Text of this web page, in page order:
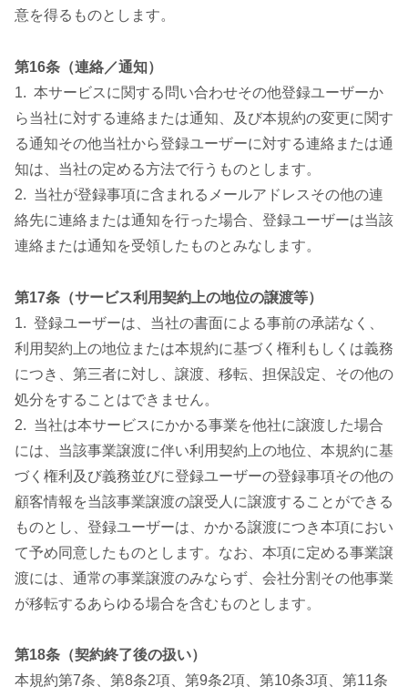
意を得るものとします。
第16条（連絡／通知）
1. 本サービスに関する問い合わせその他登録ユーザーか
ら当社に対する連絡または通知、及び本規約の変更に関す
る通知その他当社から登録ユーザーに対する連絡または通
知は、当社の定める方法で行うものとします。
2. 当社が登録事項に含まれるメールアドレスその他の連
絡先に連絡または通知を行った場合、登録ユーザーは当該
連絡または通知を受領したものとみなします。
第17条（サービス利用契約上の地位の譲渡等）
1. 登録ユーザーは、当社の書面による事前の承諾なく、
利用契約上の地位または本規約に基づく権利もしくは義務
につき、第三者に対し、譲渡、移転、担保設定、その他の
処分をすることはできません。
2. 当社は本サービスにかかる事業を他社に譲渡した場合
には、当該事業譲渡に伴い利用契約上の地位、本規約に基
づく権利及び義務並びに登録ユーザーの登録事項その他の
顧客情報を当該事業譲渡の譲受人に譲渡することができる
ものとし、登録ユーザーは、かかる譲渡につき本項におい
て予め同意したものとします。なお、本項に定める事業譲
渡には、通常の事業譲渡のみならず、会社分割その他事業
が移転するあらゆる場合を含むものとします。
第18条（契約終了後の扱い）
本規約第7条、第8条2項、第9条2項、第10条3項、第11条